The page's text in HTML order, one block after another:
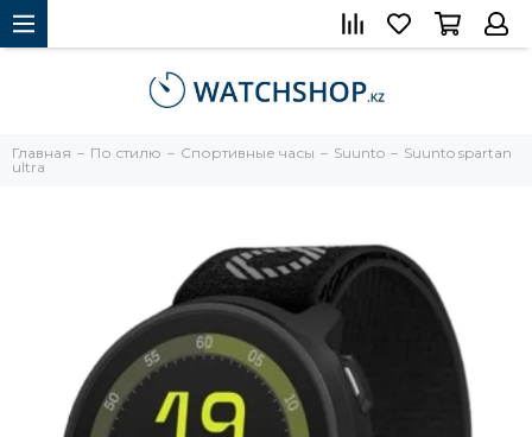
Главная По стилю Спортивные часы Suunto
Suunto spartan
ultra